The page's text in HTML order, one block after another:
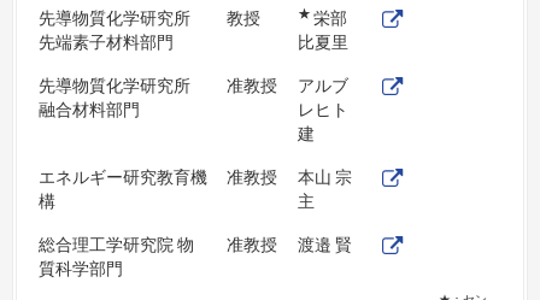
先導物質化学研究所
先端素子材料部門
教授 ★ 栄部
比夏里
先導物質化学研究所
融合材料部門
准教授
アルブ
レヒト
建
エネルギー研究教育機
構
准教授
本山 宗
主
総合理工学研究院 物
質科学部門
准教授 渡邉 賢